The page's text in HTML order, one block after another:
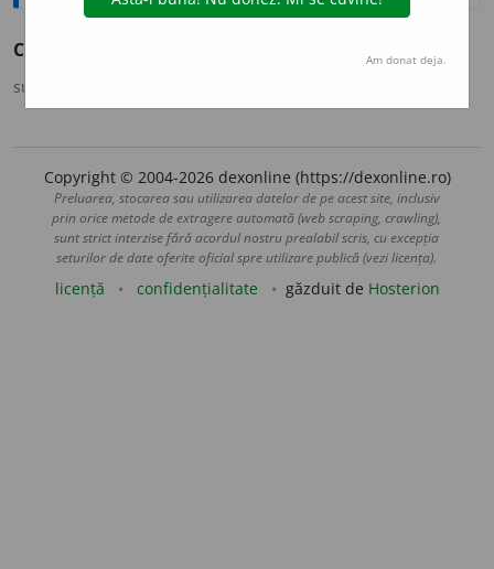
Copia,
sursa:
Copyright © 2004-2026 dexonline (https://dexonline.ro)
Preluarea, stocarea sau utilizarea datelor de pe acest site, inclusiv
prin orice metode de extragere automată (web scraping, crawling),
sunt strict interzise fără acordul nostru prealabil scris, cu excepția
seturilor de date oferite oficial spre utilizare publică (vezi licența).
licență confidențialitate găzduit de Hosterion
Am donat deja.